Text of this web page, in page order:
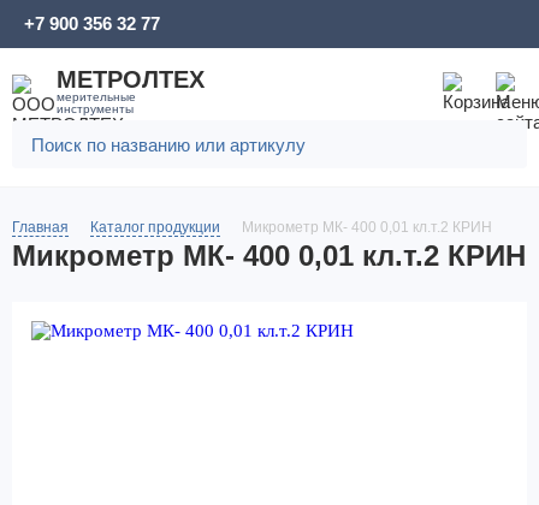
МЕТРОЛТЕХ
мерительные
инструменты
+7 900 356 32 77
Главная Каталог продукции Микрометр МК- 400 0,01 кл.т.2 КРИН
Микрометр МК- 400 0,01 кл.т.2 КРИН